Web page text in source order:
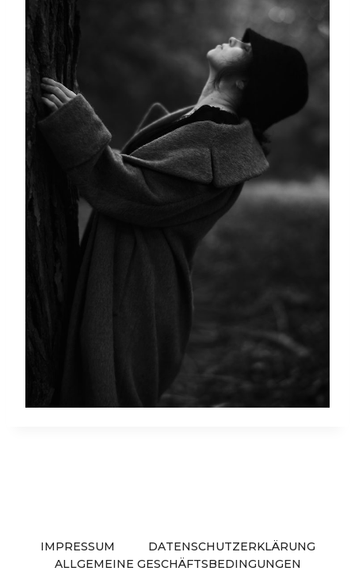
IMPRESSUM
DATENSCHUTZERKLÄRUNG
ALLGEMEINE GESCHÄFTSBEDINGUNGEN